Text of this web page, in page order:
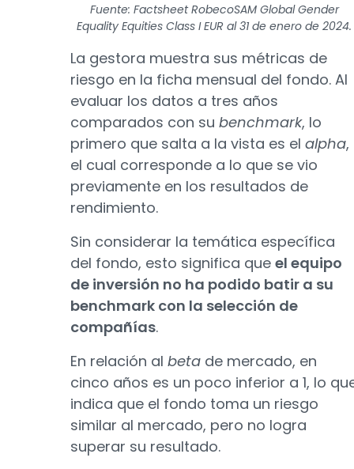
Fuente: Factsheet RobecoSAM Global Gender
Equality Equities Class I EUR al 31 de enero de 2024.
La gestora muestra sus métricas de
riesgo en la ficha mensual del fondo. Al
evaluar los datos a tres años
comparados con su benchmark, lo
primero que salta a la vista es el alpha,
el cual corresponde a lo que se vio
previamente en los resultados de
rendimiento.
Sin considerar la temática específica
del fondo, esto significa que el equipo
de inversión no ha podido batir a su
benchmark con la selección de
compañías.
En relación al beta de mercado, en
cinco años es un poco inferior a 1, lo
indica que el fondo toma un riesgo
similar al mercado, pero no logra
superar su resultado.